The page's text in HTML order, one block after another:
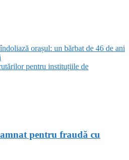
orașul: un bărbat de 46 de ani
pentru instituțiile de
pentru fraudă cu